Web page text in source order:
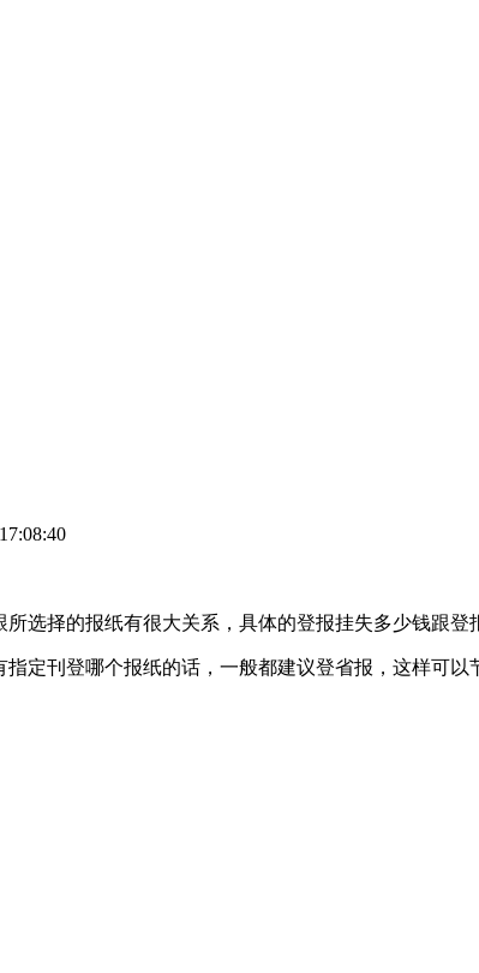
选择的报纸有很大关系，具体的登报挂失多少钱跟登
定刊登哪个报纸的话，一般都建议登省报，这样可以